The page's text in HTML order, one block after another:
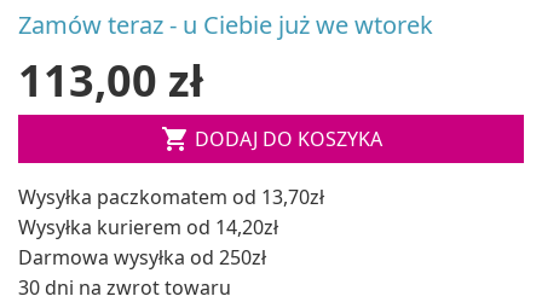
Zamów teraz - u Ciebie już we wtorek
113,00 zł
 DODAJ DO KOSZYKA
Wysyłka paczkomatem od 13,70zł
Wysyłka kurierem od 14,20zł
Darmowa wysyłka od 250zł
30 dni na zwrot towaru